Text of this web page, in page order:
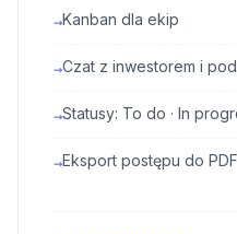
→Kanban dla ekip
→Czat z inwestorem i
→Statusy: To do · In
→Eksport postępu do PDF